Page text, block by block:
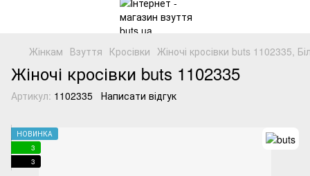
Жінкам Взуття Кросівки Жіночі кросівки buts 1102335,
Жіночі кросівки buts 1102335
Артикул: 1102335 Написати відгук
НОВИНКА
3
3